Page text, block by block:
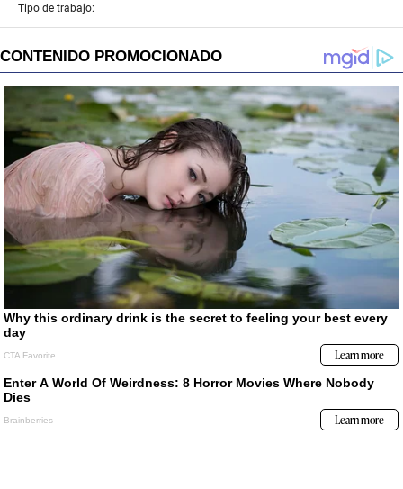
Tipo de trabajo: